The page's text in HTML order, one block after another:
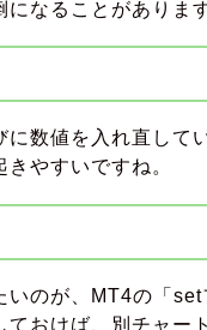
なることがありま
数値を入れ直して
やすいですね。
いのが、MT4の「
ておけば、別チャー